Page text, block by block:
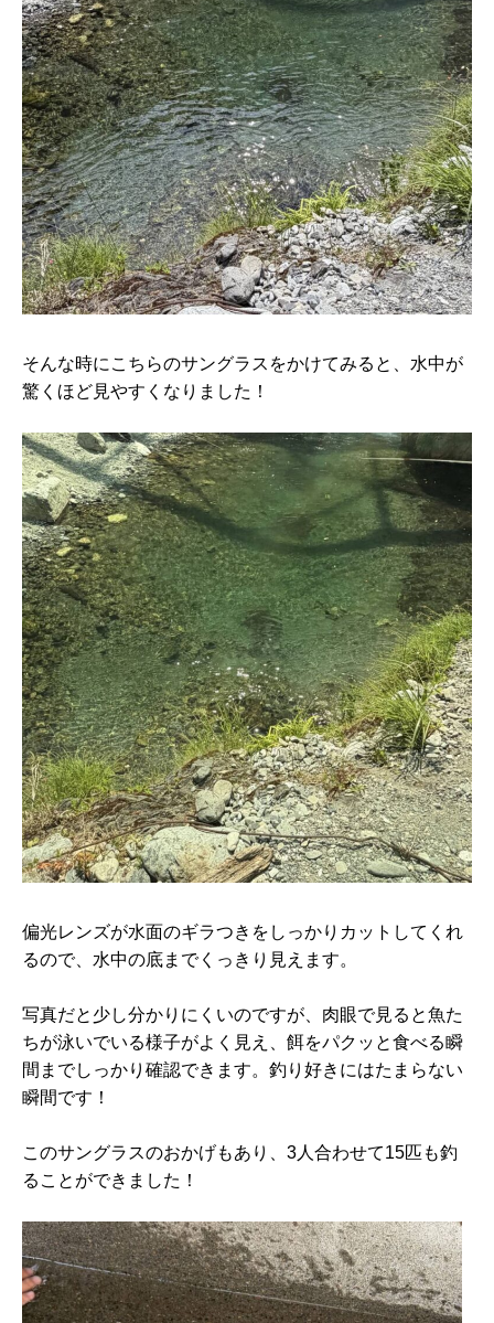
そんな時にこちらのサングラスをかけてみると、水中が
驚くほど見やすくなりました！
偏光レンズが水面のギラつきをしっかりカットしてくれ
るので、水中の底までくっきり見えます。
写真だと少し分かりにくいのですが、肉眼で見ると魚た
ちが泳いでいる様子がよく見え、餌をパクッと食べる瞬
間までしっかり確認できます。釣り好きにはたまらない
瞬間です！
このサングラスのおかげもあり、3人合わせて15匹も釣
ることができました！